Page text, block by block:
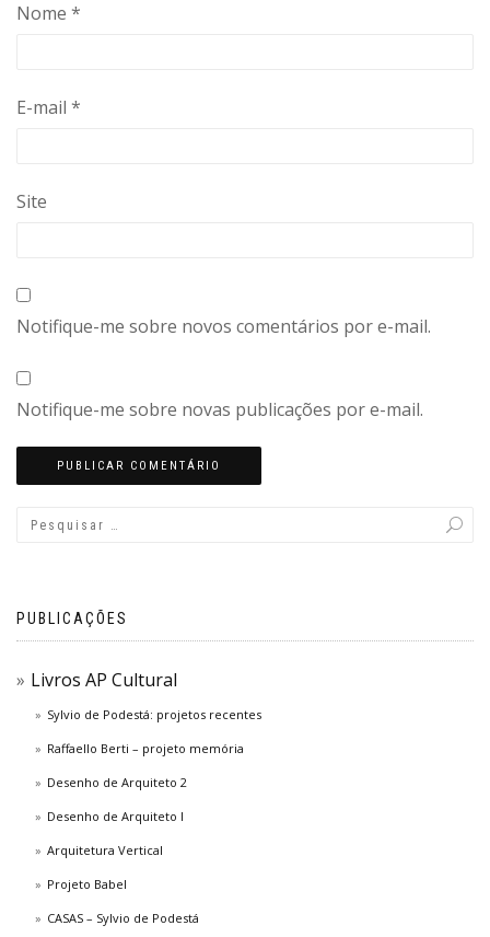
Nome *
E-mail *
Site
Notifique-me sobre novos comentários por e-mail.
Notifique-me sobre novas publicações por e-mail.
PUBLICAÇÕES
Livros AP Cultural
Sylvio de Podestá: projetos recentes
Raffaello Berti – projeto memória
Desenho de Arquiteto 2
Desenho de Arquiteto I
Arquitetura Vertical
Projeto Babel
CASAS – Sylvio de Podestá